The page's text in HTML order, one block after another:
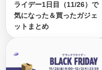
ライデー1日目（11/26）で
気になった＆買ったガジェ
ットまとめ